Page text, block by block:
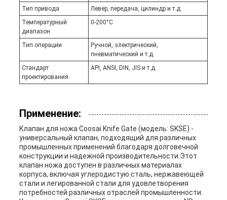
Тип привода
Левер, передача, цилиндр и т.д.
Температурный
диапазон
0-200°С
Тип операции
Ручной, электрический,
пневматический и т.д.
Стандарт
проектирования
API, ANSI, DIN, JIS и т.д.
Применение:
Клапан для ножа Coosai Knife Gate (модель: SKSE) -
универсальный клапан, подходящий для различных
промышленных применений благодаря долговечной
конструкции и надежной производительности.Этот
клапан ножа доступен в различных материалах
корпуса, включая углеродистую сталь, нержавеющей
стали и легированной стали для удовлетворения
потребностей различных отраслей промышленности.